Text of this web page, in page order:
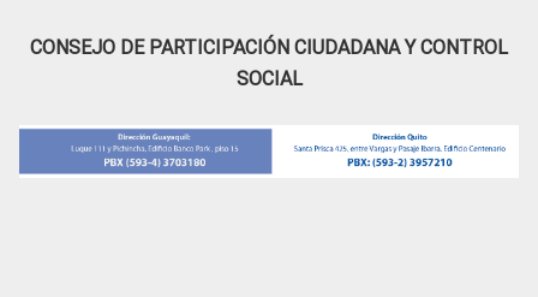
CONSEJO DE PARTICIPACIÓN CIUDADANA Y CONTROL
SOCIAL